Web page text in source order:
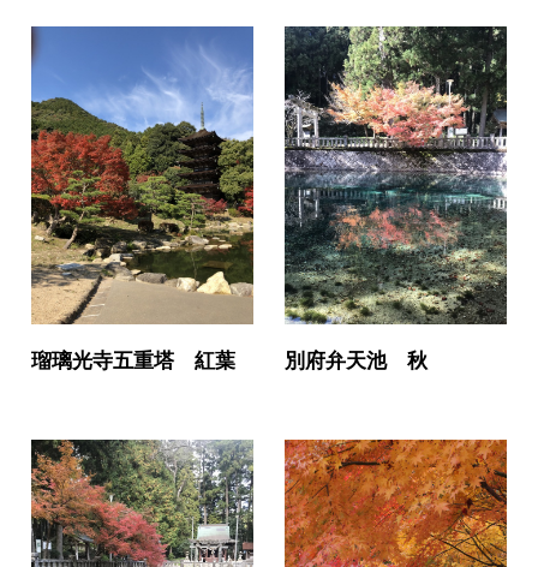
瑠璃光寺五重塔 紅葉 別府弁天池 秋